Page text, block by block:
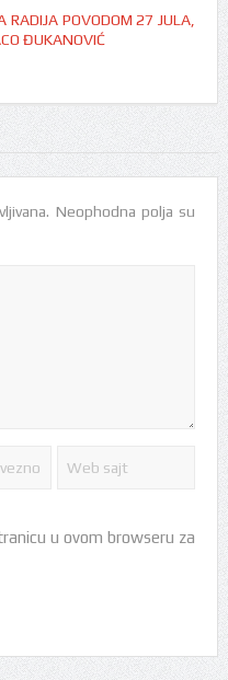
RADIJA POVODOM 27 JULA,
ĐUKANOVIĆ
Neophodna polja su
u ovom browseru za